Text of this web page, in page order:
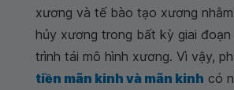
xương và tế bào tạo xương
hủy xương trong bất kỳ giai đoạn
trình tái mô hình xương. Vì vậy,
tiền mãn kinh và mãn kinh có